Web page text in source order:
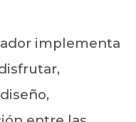
implementa